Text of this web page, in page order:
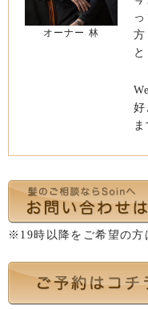
オーナー 林
方
好
ま
※19時以降をご希望の方